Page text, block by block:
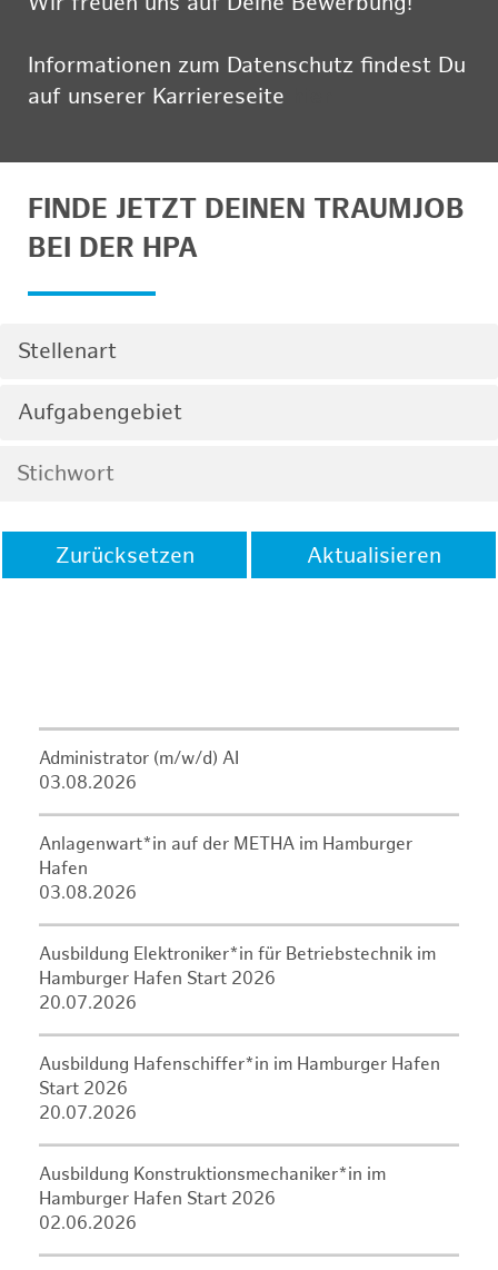
Informationen zum Datenschutz findest Du
auf unserer Karriereseite
FINDE JETZT DEINEN TRAUMJOB
BEI DER HPA
Stellenart
Aufgabengebiet
Zurücksetzen Aktualisieren
Administrator (m/w/d) AI
03.08.2026
Anlagenwart*in auf der METHA im Hamburger
Hafen
03.08.2026
Ausbildung Elektroniker*in für Betriebstechnik im
Hamburger Hafen Start 2026
20.07.2026
Ausbildung Hafenschiffer*in im Hamburger Hafen
Start 2026
20.07.2026
Ausbildung Konstruktionsmechaniker*in im
Hamburger Hafen Start 2026
02.06.2026